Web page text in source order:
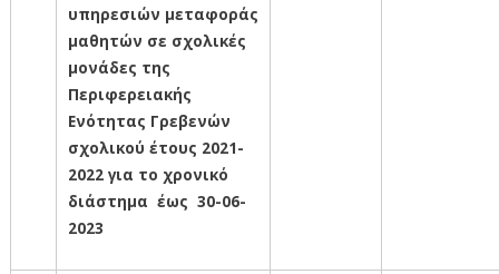
υπηρεσιών μεταφοράς
μαθητών σε σχολικές
μονάδες της
Περιφερειακής
Ενότητας Γρεβενών
σχολικού έτους 2021-
2022 για το χρονικό
διάστημα έως 30-06-
2023